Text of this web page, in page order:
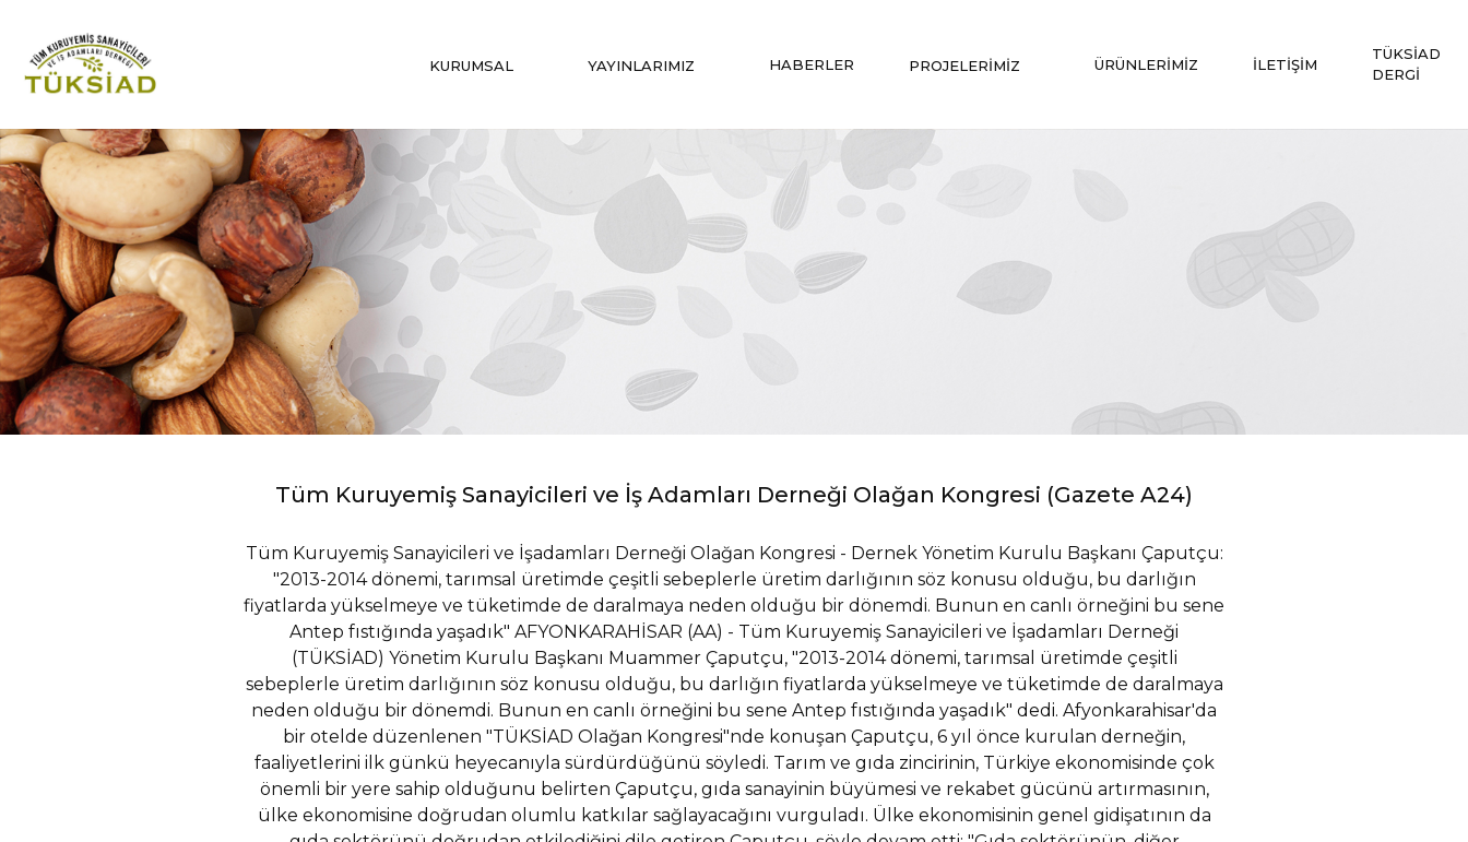
KURUMSAL YAYINLARIMIZ HABERLER PROJELERİMİZ ÜRÜNLERİMİZ İLETİŞİM
TÜKSİAD
DERGİ
Tüm Kuruyemiş Sanayicileri ve İş Adamları Derneği Olağan Kongresi (Gazete A24)
Tüm Kuruyemiş Sanayicileri ve İşadamları Derneği Olağan Kongresi - Dernek Yönetim Kurulu Başkanı Çaputçu:
"2013-2014 dönemi, tarımsal üretimde çeşitli sebeplerle üretim darlığının söz konusu olduğu, bu darlığın
fiyatlarda yükselmeye ve tüketimde de daralmaya neden olduğu bir dönemdi. Bunun en canlı örneğini bu sene
Antep fıstığında yaşadık" AFYONKARAHİSAR (AA) - Tüm Kuruyemiş Sanayicileri ve İşadamları Derneği
(TÜKSİAD) Yönetim Kurulu Başkanı Muammer Çaputçu, "2013-2014 dönemi, tarımsal üretimde çeşitli
sebeplerle üretim darlığının söz konusu olduğu, bu darlığın fiyatlarda yükselmeye ve tüketimde de daralmaya
neden olduğu bir dönemdi. Bunun en canlı örneğini bu sene Antep fıstığında yaşadık" dedi. Afyonkarahisar'da
bir otelde düzenlenen "TÜKSİAD Olağan Kongresi"nde konuşan Çaputçu, 6 yıl önce kurulan derneğin,
faaliyetlerini ilk günkü heyecanıyla sürdürdüğünü söyledi. Tarım ve gıda zincirinin, Türkiye ekonomisinde çok
önemli bir yere sahip olduğunu belirten Çaputçu, gıda sanayinin büyümesi ve rekabet gücünü artırmasının,
ülke ekonomisine doğrudan olumlu katkılar sağlayacağını vurguladı. Ülke ekonomisinin genel gidişatının da